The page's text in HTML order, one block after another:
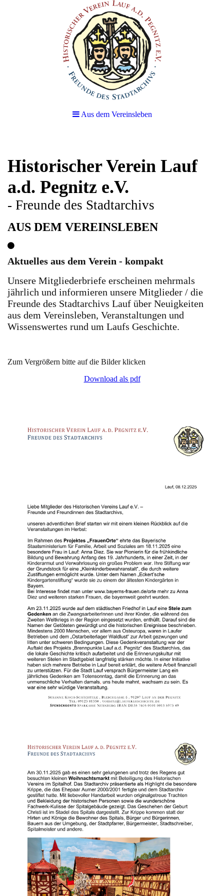
Aus dem Vereinsleben
Historischer Verein Lauf
a.d. Pegnitz e.V.
- Freunde des Stadtarchivs
AUS DEM VEREINSLEBEN
Aktuelles aus dem Verein - kompakt
Unsere Mitgliederbriefe erscheinen mehrmals
jährlich und informieren unsere Mitglieder / die
Freunde des Stadtarchivs Lauf über Neuigkeiten
aus dem Vereinsleben, Veranstaltungen und
Wissenswertes rund um Laufs Geschichte.
Zum Vergrößern bitte auf die Bilder klicken
Download als pdf